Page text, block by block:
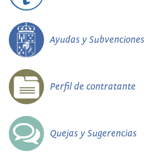
Ayudas y Subvenciones
Perfil de contratante
Quejas y Sugerencias